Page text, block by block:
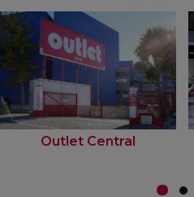
Outlet Central